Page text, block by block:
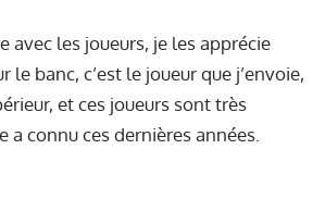
avec les joueurs, je les apprécie
banc, c’est le joueur que j’envoie,
et ces joueurs sont très
a connu ces dernières années.